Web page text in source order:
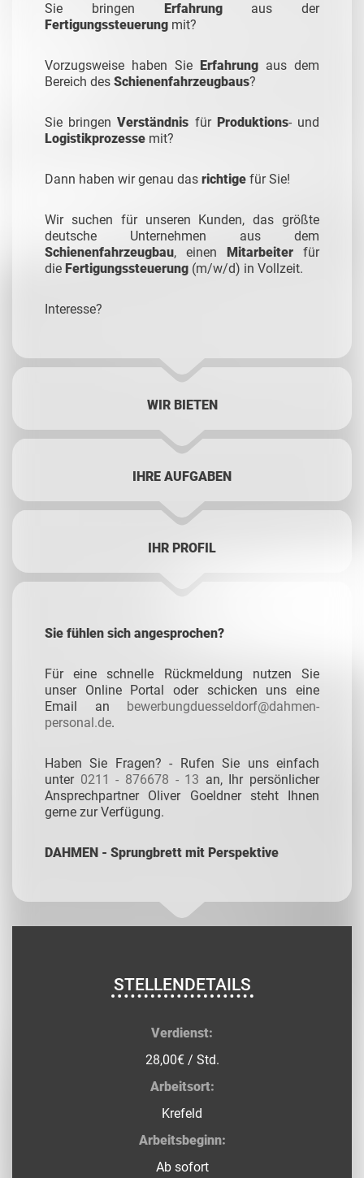
Sie bringen Erfahrung aus der
Fertigungssteuerung mit?
Vorzugsweise haben Sie Erfahrung aus dem
Bereich des Schienenfahrzeugbaus?
Sie bringenVerständnis für Produktions- und
Logistikprozesse mit?
Dann haben wir genau das richtige für Sie!
Wir suchen für unseren Kunden, das größte
deutsche Unternehmen aus dem
Schienenfahrzeugbau, einen Mitarbeiter für
die Fertigungssteuerung (m/w/d) in Vollzeit.
Interesse?
WIR BIETEN
IHRE AUFGABEN
IHR PROFIL
Sie fühlen sich angesprochen?
Für eine schnelle Rückmeldung nutzen Sie
unser Online Portal oder schicken uns eine
Email an bewerbungduesseldorf@dahmen-
personal.de.
Haben Sie Fragen? - Rufen Sie uns einfach
unter 0211 - 876678 - 13 an, Ihr persönlicher
Ansprechpartner Oliver Goeldner steht Ihnen
gerne zur Verfügung.
DAHMEN - Sprungbrett mit Perspektive
STELLENDETAILS
Verdienst:
28,00€ / Std.
Arbeitsort:
Krefeld
Arbeitsbeginn:
Ab sofort